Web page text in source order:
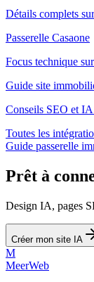
Détails complets
Passerelle Casaone
Focus technique
Guide site
Conseils SEO et
Toutes les
Guide passerelle
Prêt à
Design IA, pages
Créer mon site IA
M
MeerWeb